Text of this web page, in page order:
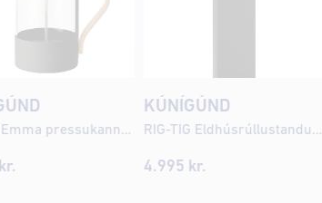
Stelton Emma pressukanna 1ltr svört
kr.
KÚNÍGÚND
RIG-TIG Eldhúsrúllustandur svartur
4.995 kr.